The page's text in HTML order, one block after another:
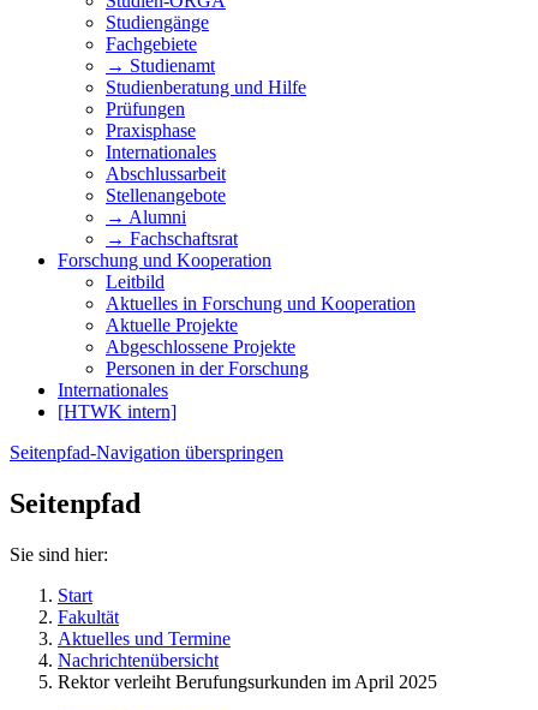
Studiengänge
Fachgebiete
→ Studienamt
Studienberatung und Hilfe
Prüfungen
Praxisphase
Internationales
Abschlussarbeit
Stellenangebote
→ Alumni
→ Fachschaftsrat
Forschung und Kooperation
Leitbild
Aktuelles in Forschung und Kooperation
Aktuelle Projekte
Abgeschlossene Projekte
Personen in der Forschung
Internationales
[HTWK intern]
Seitenpfad-Navigation überspringen
Seitenpfad
Sie sind hier:
Start
Fakultät
Aktuelles und Termine
Nachrichtenübersicht
Rektor verleiht Berufungsurkunden im April 2025